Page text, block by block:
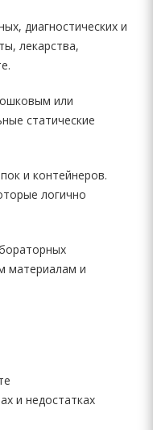
диагностических и
лекарства,
или
статические
и контейнеров.
логично
материалам и
и недостатках